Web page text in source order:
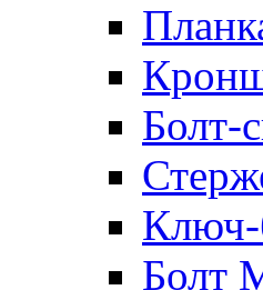
Болт-
Ключ-
Болт